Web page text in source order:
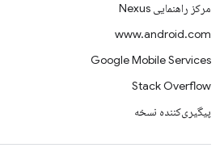
مرکز راهنمایی Nexus
www.android.com
Google Mobile Services
Stack Overflow
پیگیری‌کننده نسخه